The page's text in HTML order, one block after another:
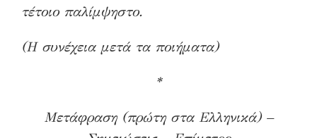
τέτοιο παλίμψηστο.
(Η συνέχεια μετά τα ποιήματα)
*
Μετάφραση (πρώτη στα Ελληνικά) –